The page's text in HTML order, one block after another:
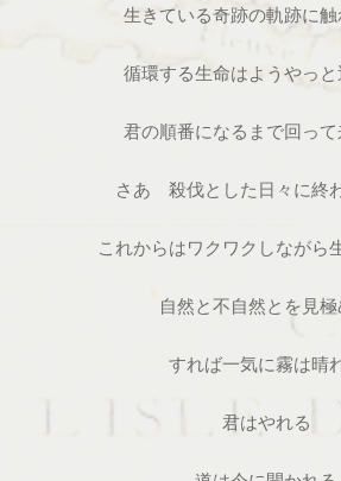
生きている奇跡の軌跡に触
循環する生命はようやっと
君の順番になるまで回っ
さあ 殺伐とした日々に終
これからはワクワクしながら
自然と不自然とを見極
すれば一気に霧は晴
君はやれる